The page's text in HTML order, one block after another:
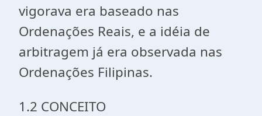
vigorava era baseado nas
Ordenações Reais, e a idéia de
arbitragem já era observada nas
Ordenações Filipinas.
1.2 CONCEITO